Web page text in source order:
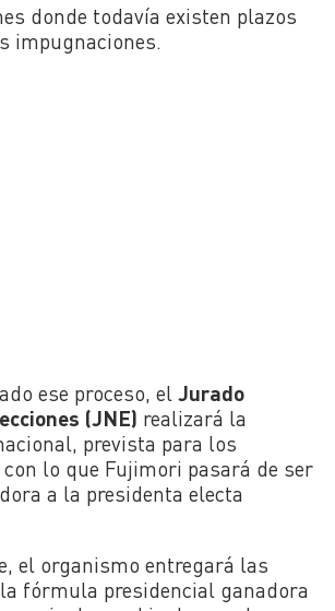
donde todavía existen plazos
impugnaciones.
ese proceso, el Jurado
(JNE) realizará la
prevista para los
lo que Fujimori pasará de ser
a la presidenta electa
el organismo entregará las
fórmula presidencial ganadora